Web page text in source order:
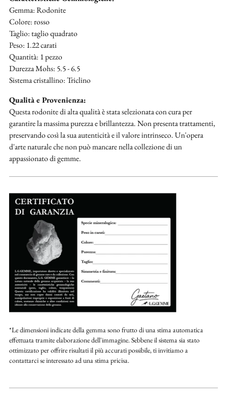
Gemma: Rodonite
Colore: rosso
Taglio: taglio quadrato
Peso: 1.22 carati
Quantità: 1 pezzo
Durezza Mohs: 5.5 - 6.5
Sistema cristallino: Triclino
Qualità e Provenienza:
Questa rodonite di alta qualità è stata selezionata con cura per
garantire la massima purezza e brillantezza. Non presenta trattamenti,
preservando così la sua autenticità e il valore intrinseco. Un'opera
d'arte naturale che non può mancare nella collezione di un
appassionato di gemme.
*Le dimensioni indicate della gemma sono frutto di una stima automatica
effettuata tramite elaborazione dell'immagine. Sebbene il sistema sia stato
ottimizzato per offrire risultati il più accurati possibile, ti invitiamo a
contattarci se interessato ad una stima pricisa.